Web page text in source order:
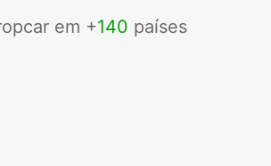
em +140 países